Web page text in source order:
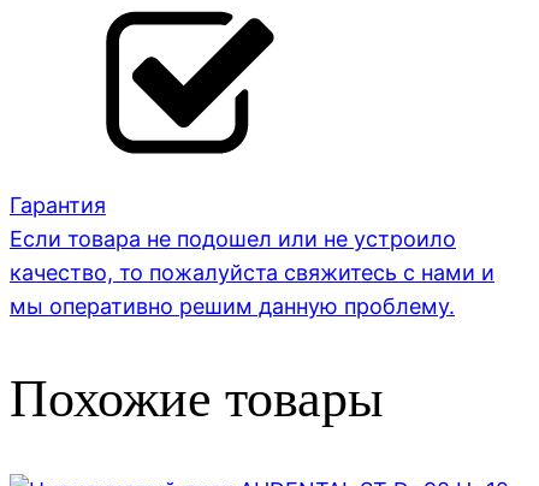
Гарантия
Если товара не подошел или не устроило
качество, то пожалуйста свяжитесь с нами и
мы оперативно решим данную проблему.
Похожие товары